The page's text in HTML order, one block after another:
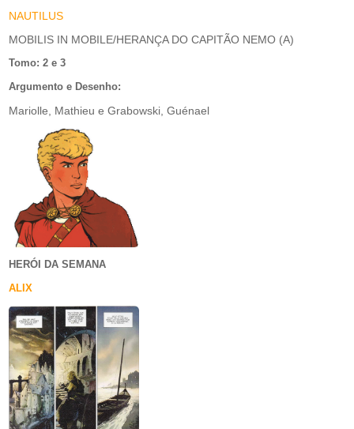
NAUTILUS
MOBILIS IN MOBILE/HERANÇA DO CAPITÃO NEMO (A)
Tomo: 2 e 3
Argumento e Desenho:
Mariolle, Mathieu e Grabowski, Guénael
HERÓI DA SEMANA
ALIX